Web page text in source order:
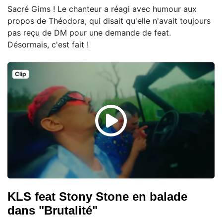
Sacré Gims ! Le chanteur a réagi avec humour aux
propos de Théodora, qui disait qu'elle n'avait toujours
pas reçu de DM pour une demande de feat.
Désormais, c'est fait !
Clip
KLS feat Stony Stone en balade
dans "Brutalité"